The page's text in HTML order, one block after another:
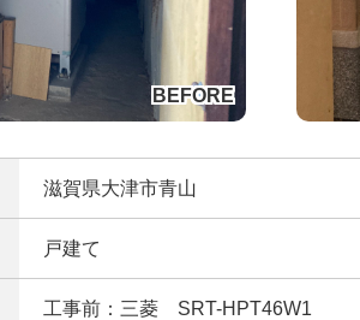
滋賀県大津市青山
戸建て
工事前：三菱 SRT-HPT46W1